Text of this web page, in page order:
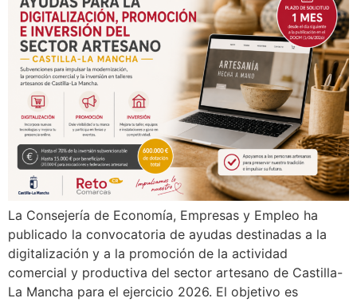
La Consejería de Economía, Empresas y Empleo ha
publicado la convocatoria de ayudas destinadas a la
digitalización y a la promoción de la actividad
comercial y productiva del sector artesano de Castilla-
La Mancha para el ejercicio 2026. El objetivo es